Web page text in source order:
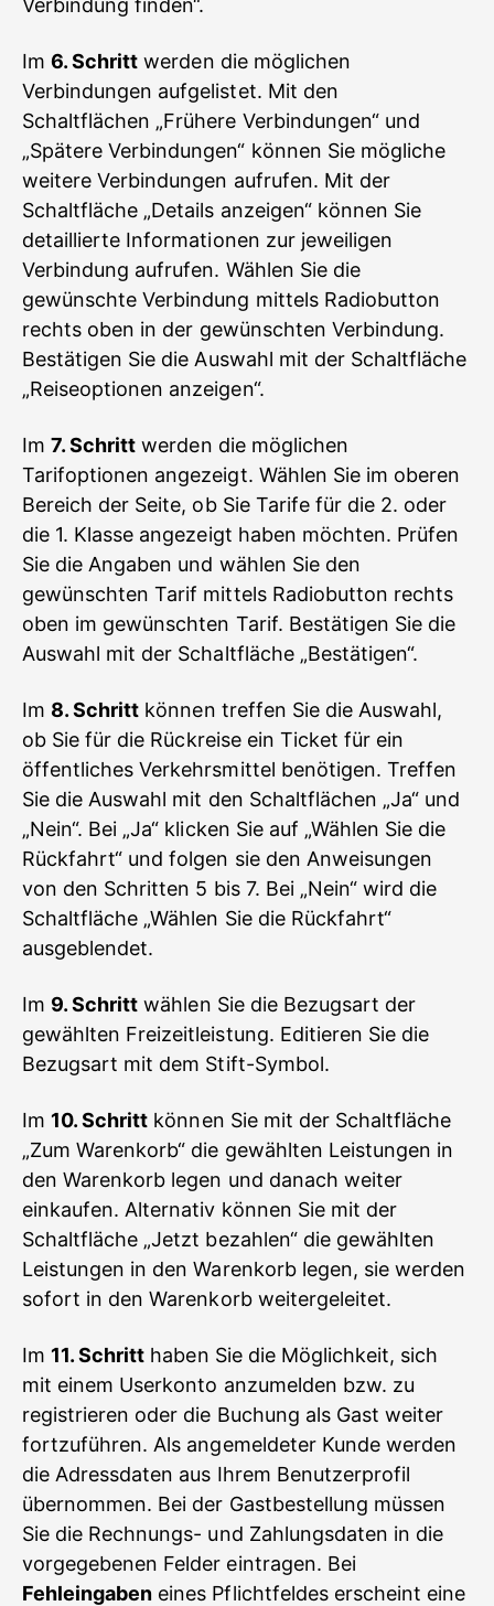
Verbindung finden“.
Im6. Schritt werden die möglichen
Verbindungen aufgelistet. Mit den
Schaltflächen „Frühere Verbindungen“ und
„Spätere Verbindungen“ können Sie mögliche
weitere Verbindungen aufrufen. Mit der
Schaltfläche „Details anzeigen“ können Sie
detaillierte Informationen zur jeweiligen
Verbindung aufrufen. Wählen Sie die
gewünschte Verbindung mittels Radiobutton
rechts oben in der gewünschten Verbindung.
Bestätigen Sie die Auswahl mit der Schaltfläche
„Reiseoptionen anzeigen“.
Im7. Schritt werden die möglichen
Tarifoptionen angezeigt. Wählen Sie im oberen
Bereich der Seite, ob Sie Tarife für die 2. oder
die 1. Klasse angezeigt haben möchten. Prüfen
Sie die Angaben und wählen Sie den
gewünschten Tarif mittels Radiobutton rechts
oben im gewünschten Tarif. Bestätigen Sie die
Auswahl mit der Schaltfläche „Bestätigen“.
Im 8. Schritt können treffen Sie die Auswahl,
ob Sie für die Rückreise ein Ticket für ein
öffentliches Verkehrsmittel benötigen. Treffen
Sie die Auswahl mit den Schaltflächen „Ja“ und
„Nein“. Bei „Ja“ klicken Sie auf „Wählen Sie die
Rückfahrt“ und folgen sie den Anweisungen
von den Schritten 5 bis 7. Bei „Nein“ wird die
Schaltfläche „Wählen Sie die Rückfahrt“
ausgeblendet.
Im 9. Schritt wählen Sie die Bezugsart der
gewählten Freizeitleistung. Editieren Sie die
Bezugsart mit dem Stift-Symbol.
Im 10. Schritt können Sie mit der Schaltfläche
„Zum Warenkorb“ die gewählten Leistungen in
den Warenkorb legen und danach weiter
einkaufen. Alternativ können Sie mit der
Schaltfläche „Jetzt bezahlen“ die gewählten
Leistungen in den Warenkorb legen, sie werden
sofort in den Warenkorb weitergeleitet.
Im 11. Schritt haben Sie die Möglichkeit, sich
mit einem Userkonto anzumelden bzw. zu
registrieren oder die Buchung als Gast weiter
fortzuführen. Als angemeldeter Kunde werden
die Adressdaten aus Ihrem Benutzerprofil
übernommen. Bei der Gastbestellung müssen
Sie die Rechnungs- und Zahlungsdaten in die
vorgegebenen Felder eintragen. Bei
Fehleingaben eines Pflichtfeldes erscheint eine